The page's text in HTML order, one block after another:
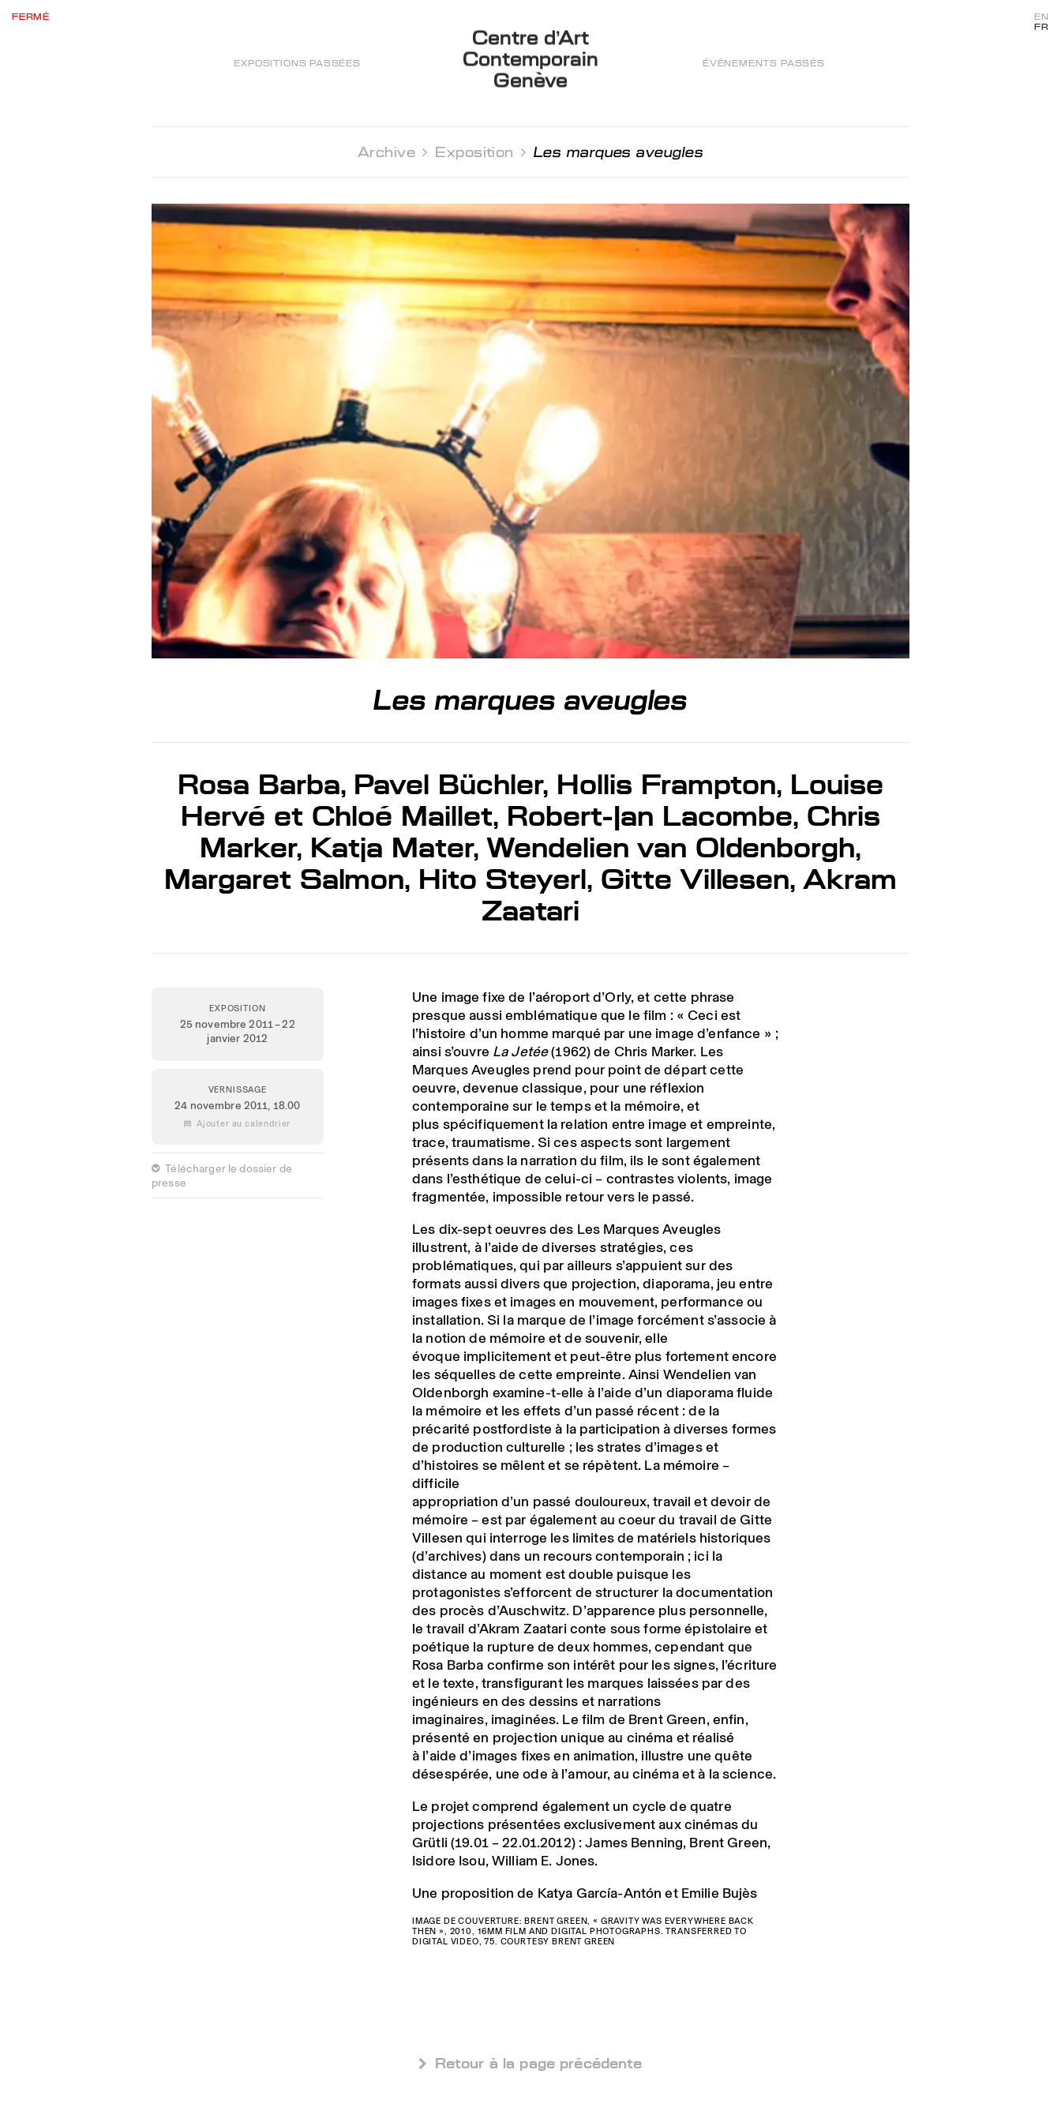
FERMÉ
EXPOSITIONS PASSÉES
Centre d’Art
Contemporain
Genève
ÉVÉNEMENTS PASSÉS
EN
FR
Archive  Exposition  Les marques aveugles
Les marques aveugles
Rosa Barba, Pavel Büchler, Hollis Frampton, Louise
Hervé et Chloé Maillet, Robert-Jan Lacombe, Chris
Marker, Katja Mater, Wendelien van Oldenborgh,
Margaret Salmon, Hito Steyerl, Gitte Villesen, Akram
Zaatari
EXPOSITION
25 novembre 2011 – 22
janvier 2012
VERNISSAGE
24 novembre 2011,18.00
 Ajouter au calendrier
 Télécharger le dossier de
presse
Une image fixe de l’aéroport d’Orly, et cette phrase
presque aussi emblématique que le film : « Ceci est
l’histoire d’un homme marqué par une image d’enfance » ;
ainsi s’ouvre La Jetée(1962) de Chris Marker. Les
Marques Aveugles prend pour point de départ cette
oeuvre, devenue classique, pour une réflexion
contemporaine sur le temps et la mémoire, et
plus spécifiquement la relation entre image et empreinte,
trace, traumatisme. Si ces aspects sont largement
présents dans la narration du film, ils le sont également
dans l’esthétique de celui-ci – contrastes violents, image
fragmentée, impossible retour vers le passé.
Les dix-sept oeuvres des Les Marques Aveugles
illustrent, à l’aide de diverses stratégies, ces
problématiques, qui par ailleurs s’appuient sur des
formats aussi divers que projection, diaporama, jeu entre
images fixes et images en mouvement, performance ou
installation. Si la marque de l’image forcément s’associe à
la notion de mémoire et de souvenir, elle
évoque implicitement et peut-être plus fortement encore
les séquelles de cette empreinte. Ainsi Wendelien van
Oldenborgh examine-t-elle à l’aide d’un diaporama fluide
la mémoire et les effets d’un passé récent : de la
précarité postfordiste à la participation à diverses formes
de production culturelle ; les strates d’images et
d’histoires se mêlent et se répètent. La mémoire –
difficile
appropriation d’un passé douloureux, travail et devoir de
mémoire – est par également au coeur du travail de Gitte
Villesen qui interroge les limites de matériels historiques
(d’archives) dans un recours contemporain ; ici la
distance au moment est double puisque les
protagonistes s’efforcent de structurer la documentation
des procès d’Auschwitz. D’apparence plus personnelle,
le travail d’Akram Zaatari conte sous forme épistolaire et
poétique la rupture de deux hommes, cependant que
Rosa Barba confirme son intérêt pour les signes, l’écriture
et le texte, transfigurant les marques laissées par des
ingénieurs en des dessins et narrations
imaginaires, imaginées. Le film de Brent Green, enfin,
présenté en projection unique au cinéma et réalisé
à l’aide d’images fixes en animation, illustre une quête
désespérée, une ode à l’amour, au cinéma et à la science.
Le projet comprend également un cycle de quatre
projections présentées exclusivement aux cinémas du
Grütli (19.01 – 22.01.2012) : James Benning, Brent Green,
Isidore Isou, William E. Jones.
Une proposition de Katya García-Antón et Emilie Bujès
IMAGE DE COUVERTURE: BRENT GREEN, « GRAVITY WAS EVERYWHERE BACK
THEN », 2010, 16MM FILM AND DIGITAL PHOTOGRAPHS. TRANSFERRED TO
DIGITAL VIDEO, 75. COURTESY BRENT GREEN
 Retour à la page précédente